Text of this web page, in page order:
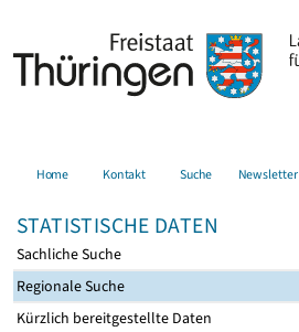
Home Kontakt Suche Newsletter
STATISTISCHE DATEN
Sachliche Suche
Regionale Suche
Kürzlich bereitgestellte Daten